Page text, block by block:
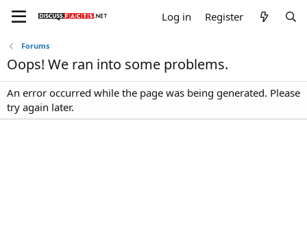
Log in Register
Forums
Oops! We ran into some problems.
An error occurred while the page was being generated. Please
try again later.